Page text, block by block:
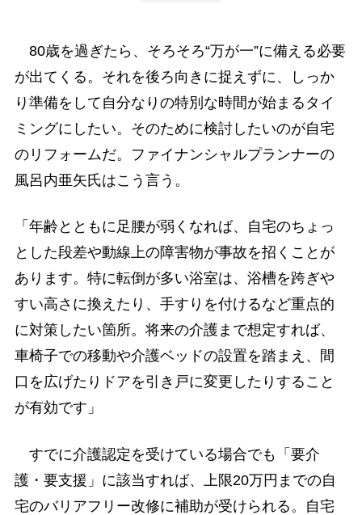
80歳を過ぎたら、そろそろ“万が一”に備える必要
が出てくる。それを後ろ向きに捉えずに、しっか
り準備をして自分なりの特別な時間が始まるタイ
ミングにしたい。そのために検討したいのが自宅
のリフォームだ。ファイナンシャルプランナーの
風呂内亜矢氏はこう言う。
「年齢とともに足腰が弱くなれば、自宅のちょっ
とした段差や動線上の障害物が事故を招くことが
あります。特に転倒が多い浴室は、浴槽を跨ぎや
すい高さに換えたり、手すりを付けるなど重点的
に対策したい箇所。将来の介護まで想定すれば、
車椅子での移動や介護ベッドの設置を踏まえ、間
口を広げたりドアを引き戸に変更したりすること
が有効です」
すでに介護認定を受けている場合でも「要介
護・要支援」に該当すれば、上限20万円までの自
宅のバリアフリー改修に補助が受けられる。自宅